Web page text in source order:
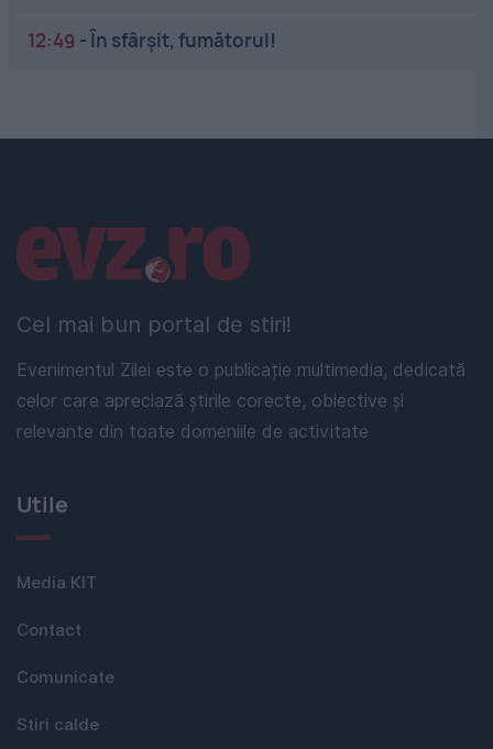
12:49 -În sfârșit, fumătorul!
Cel mai bun portal de stiri!
Evenimentul Zilei este o publicație multimedia, dedicată
celor care apreciază știrile corecte, obiective și
relevante din toate domeniile de activitate
Linkuri utile
Utile
Media KIT
Contact
Comunicate
Stiri calde